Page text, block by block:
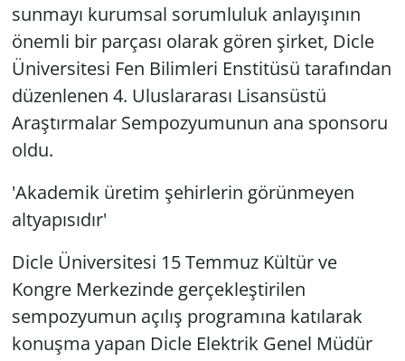
sunmayı kurumsal sorumluluk anlayışının
önemli bir parçası olarak gören şirket, Dicle
Üniversitesi Fen Bilimleri Enstitüsü tarafından
düzenlenen 4. Uluslararası Lisansüstü
Araştırmalar Sempozyumunun ana sponsoru
oldu.
'Akademik üretim şehirlerin görünmeyen
altyapısıdır'
Dicle Üniversitesi 15 Temmuz Kültür ve
Kongre Merkezinde gerçekleştirilen
sempozyumun açılış programına katılarak
konuşma yapan Dicle Elektrik Genel Müdür